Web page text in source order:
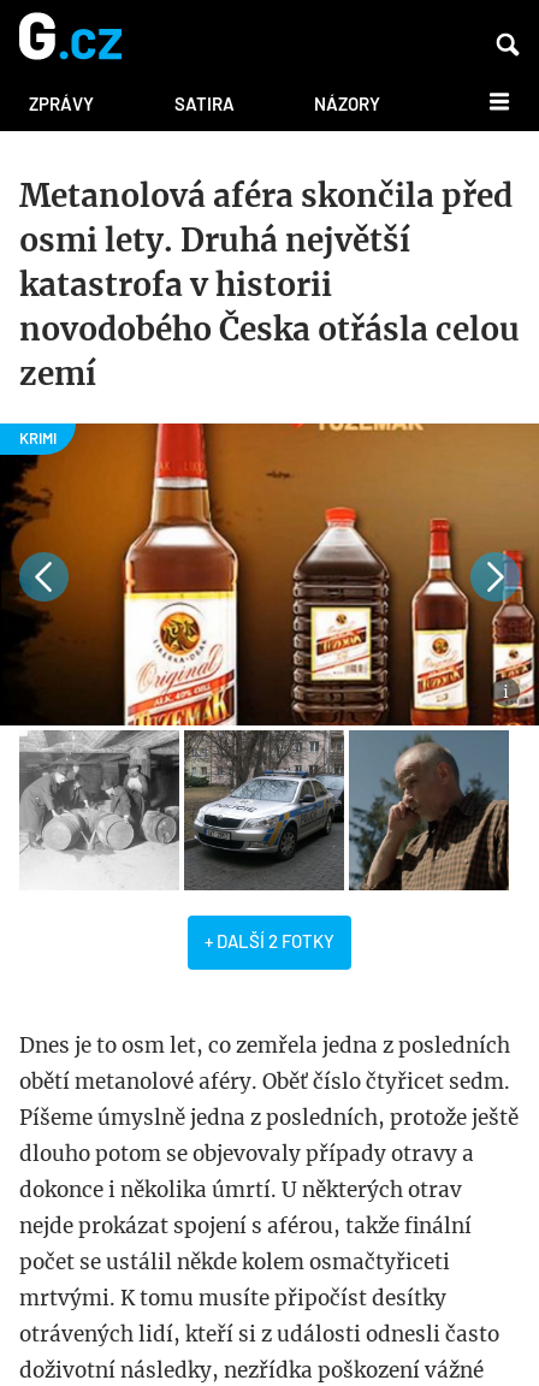
ZPRÁVY SATIRA NÁZORY DALŠÍ
Metanolová aféra skončila před
osmi lety. Druhá největší
katastrofa v historii
novodobého Česka otřásla celou
zemí
+ DALŠÍ 2 FOTKY
Dnes je to osm let, co zemřela jedna z posledních
obětí metanolové aféry. Oběť číslo čtyřicet sedm.
Píšeme úmyslně jedna z posledních, protože ještě
dlouho potom se objevovaly případy otravy a
dokonce i několika úmrtí. U některých otrav
nejde prokázat spojení s aférou, takže finální
počet se ustálil někde kolem osmačtyřiceti
mrtvými. K tomu musíte připočíst desítky
otrávených lidí, kteří si z události odnesli často
doživotní následky, nezřídka poškození vážné